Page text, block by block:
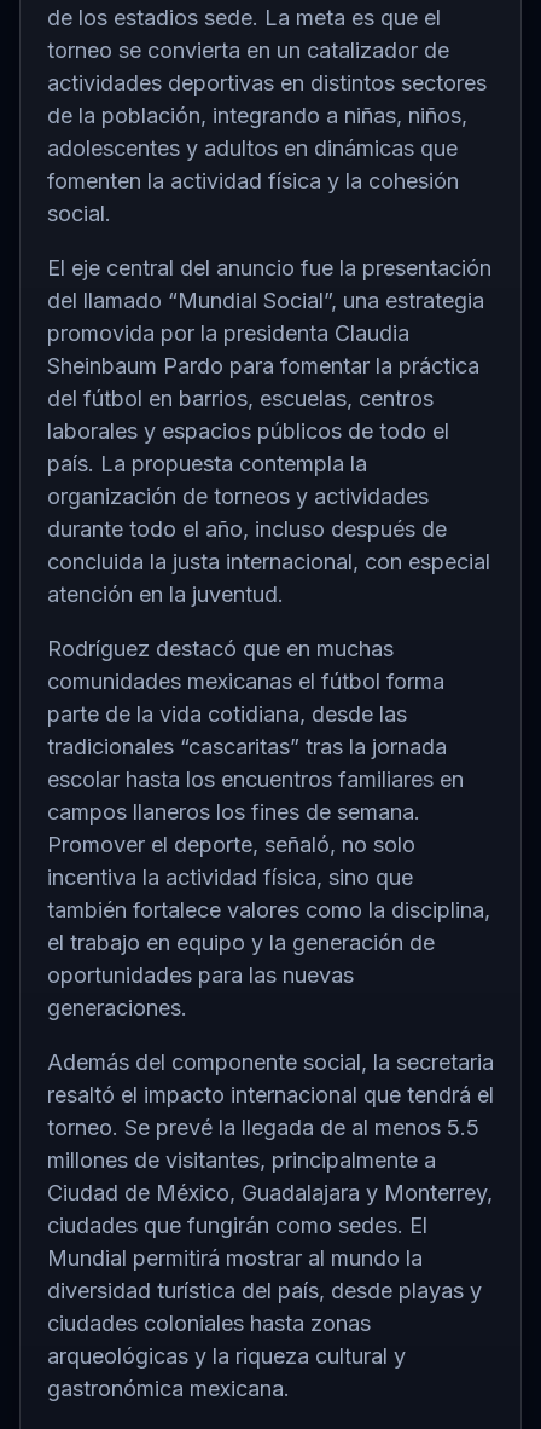
de los estadios sede. La meta es que el
torneo se convierta en un catalizador de
actividades deportivas en distintos sectores
de la población, integrando a niñas, niños,
adolescentes y adultos en dinámicas que
fomenten la actividad física y la cohesión
social.
El eje central del anuncio fue la presentación
del llamado “Mundial Social”, una estrategia
promovida por la presidenta Claudia
Sheinbaum Pardo para fomentar la práctica
del fútbol en barrios, escuelas, centros
laborales y espacios públicos de todo el
país. La propuesta contempla la
organización de torneos y actividades
durante todo el año, incluso después de
concluida la justa internacional, con especial
atención en la juventud.
Rodríguez destacó que en muchas
comunidades mexicanas el fútbol forma
parte de la vida cotidiana, desde las
tradicionales “cascaritas” tras la jornada
escolar hasta los encuentros familiares en
campos llaneros los fines de semana.
Promover el deporte, señaló, no solo
incentiva la actividad física, sino que
también fortalece valores como la disciplina,
el trabajo en equipo y la generación de
oportunidades para las nuevas
generaciones.
Además del componente social, la secretaria
resaltó el impacto internacional que tendrá el
torneo. Se prevé la llegada de al menos 5.5
millones de visitantes, principalmente a
Ciudad de México, Guadalajara y Monterrey,
ciudades que fungirán como sedes. El
Mundial permitirá mostrar al mundo la
diversidad turística del país, desde playas y
ciudades coloniales hasta zonas
arqueológicas y la riqueza cultural y
gastronómica mexicana.